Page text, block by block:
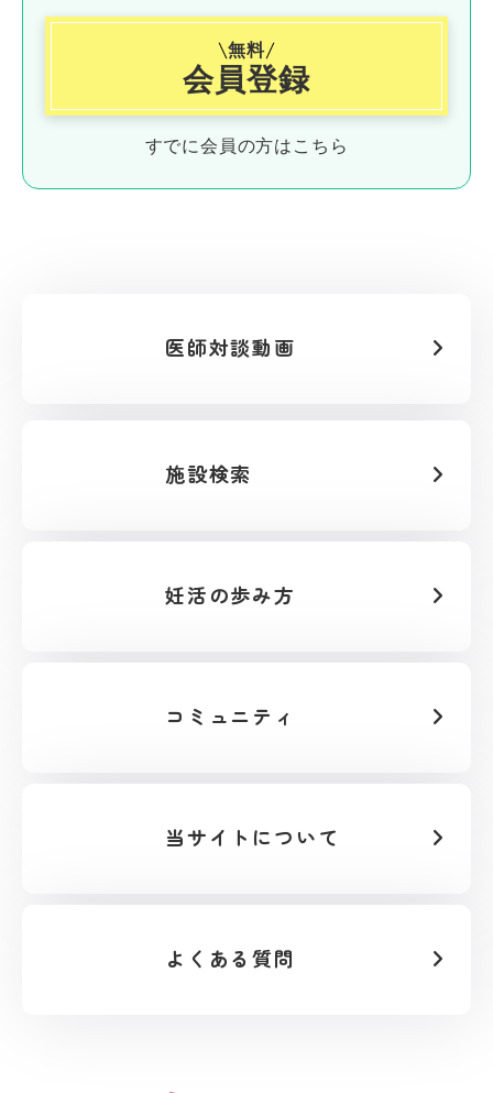
無料
会員登録
すでに会員の方はこちら
医師対談動画
施設検索
妊活の歩み方
コミュニティ
当サイトについて
よくある質問